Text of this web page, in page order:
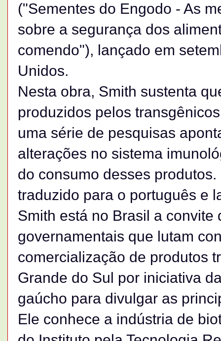
("Sementes do Engodo - As
sobre a segurança dos
comendo"), lançado em
Unidos.
Nesta obra, Smith sustenta
produzidos pelos
uma série de pesquisas
alterações no sistema
do consumo desses
traduzido para o português e
Smith está no Brasil a convite
governamentais que lutam
comercialização de produtos
Grande do Sul por iniciativa
gaúcho para divulgar as
Ele conhece a indústria de